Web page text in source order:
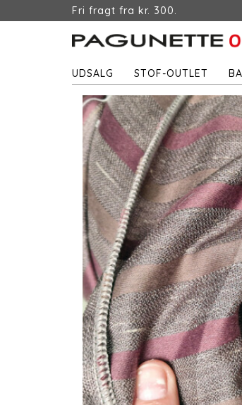
Fri fragt fra kr. 300.
UDSALG STOF-OUTLET